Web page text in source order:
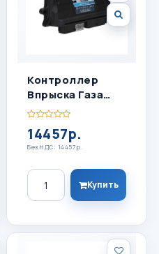
Контроллер
Впрыска Газа
ZENIT BLACK BOX
14457р.
Без НДС: 14457р.
Количество
Купить